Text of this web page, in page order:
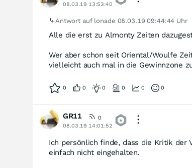
08.03.19 13:53:40
Antwort auf lonade 08.03.19 09:44:44 Uhr
Alle die erst zu Almonty Zeiten
Wer aber schon seit Oriental/Woulfe
vielleicht auch mal in die Gewinnzone
0 0 0 0 0 0
GR11
0
08.03.19 14:01:52
Ich persönlich finde, dass die Kritik der
einfach nicht eingehalten.